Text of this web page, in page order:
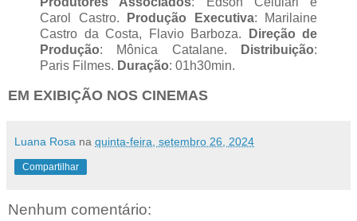
Carol Castro.
Produção Executiva: Marilaine
Castro da Costa, Flavio Barboza.
Direção de
Produção: Mônica Catalane. Distribuição:
Paris Filmes. Duração: 01h30min.
EM EXIBIÇÃO NOS CINEMAS
Luana Rosa na quinta-feira, setembro 26, 2024
Compartilhar
Nenhum comentário: